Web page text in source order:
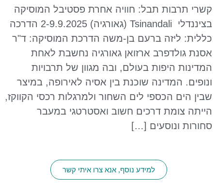
קשרי תרבות תבל: חוויה אחרת פסטיבל המוסיקה
בציננדלי Tsinandali (גאורגיה) 2-9.9.2025 הדרכה
כללית: ליזה ברעם בן-משה הדרכת המוסיקה: ד"ר
אסנת גולדפרב ארזואן גאורגיה נחשבת לאחת
המדינות היפות בעולם, ובה מגוון של תרבויות
ונופים. המדינה שוכנת בין אסיה לאירופה, במיצר
שבין הים הכספי לים השחור ולמרגלות רכסי הקווקז,
הייתה צומת דרכים חשוב ואסטרטגי במעבר
סחורות ונוסעים […]
למידע נוסף, אנא צרו איתי קשר